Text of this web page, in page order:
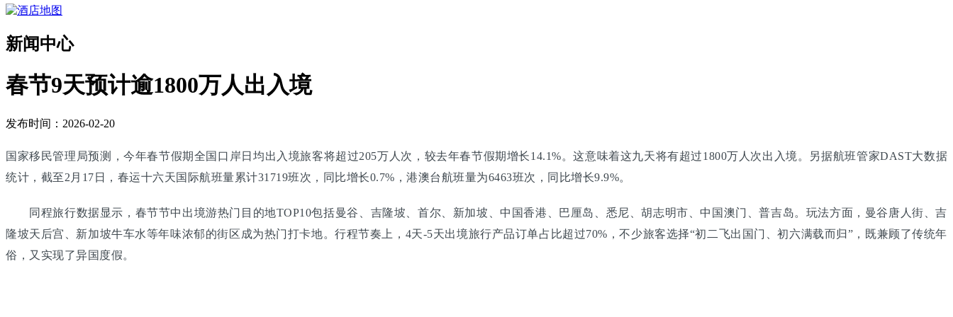
新闻中心
春节9天预计逾1800万人出入境
发布时间：2026-02-20
国家移民管理局预测，今年春节假期全国口岸日均出入境旅客将超过205万人次，较去年春节假期增长14.1%。这意味着这九天将有超过1800万人次出入境。另据航班管家DAST大数据
统计，截至2月17日，春运十六天国际航班量累计31719班次，同比增长0.7%，港澳台航班量为6463班次，同比增长9.9%。
同程旅行数据显示，春节节中出境游热门目的地TOP10包括曼谷、吉隆坡、首尔、新加坡、中国香港、巴厘岛、悉尼、胡志明市、中国澳门、普吉岛。玩法方面，曼谷唐人街、吉
隆坡天后宫、新加坡牛车水等年味浓郁的街区成为热门打卡地。行程节奏上，4天-5天出境旅行产品订单占比超过70%，不少旅客选择“初二飞出国门、初六满载而归”，既兼顾了传统年
俗，又实现了异国度假。